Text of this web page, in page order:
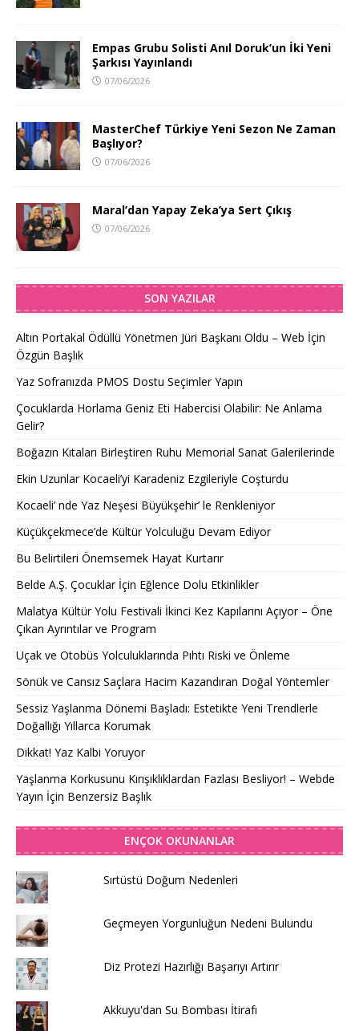
Empas Grubu Solisti Anıl Doruk’un İki Yeni
Şarkısı Yayınlandı
07/06/2026
MasterChef Türkiye Yeni Sezon Ne Zaman
Başlıyor?
07/06/2026
Maral’dan Yapay Zeka’ya Sert Çıkış
07/06/2026
SON YAZILAR
Altın Portakal Ödüllü Yönetmen Jüri Başkanı Oldu – Web İçin
Özgün Başlık
Yaz Sofranızda PMOS Dostu Seçimler Yapın
Çocuklarda Horlama Geniz Eti Habercisi Olabilir: Ne Anlama
Gelir?
Boğazın Kıtaları Birleştiren Ruhu Memorial Sanat Galerilerinde
Ekin Uzunlar Kocaeli’yi Karadeniz Ezgileriyle Coşturdu
Kocaeli’ nde Yaz Neşesi Büyükşehir’ le Renkleniyor
Küçükçekmece’de Kültür Yolculuğu Devam Ediyor
Bu Belirtileri Önemsemek Hayat Kurtarır
Belde A.Ş. Çocuklar İçin Eğlence Dolu Etkinlikler
Malatya Kültür Yolu Festivali İkinci Kez Kapılarını Açıyor – Öne
Çıkan Ayrıntılar ve Program
Uçak ve Otobüs Yolculuklarında Pıhtı Riski ve Önleme
Sönük ve Cansız Saçlara Hacim Kazandıran Doğal Yöntemler
Sessiz Yaşlanma Dönemi Başladı: Estetikte Yeni Trendlerle
Doğallığı Yıllarca Korumak
Dikkat! Yaz Kalbi Yoruyor
Yaşlanma Korkusunu Kırışıklıklardan Fazlası Besliyor! – Webde
Yayın İçin Benzersiz Başlık
ENÇOK OKUNANLAR
Sırtüstü Doğum Nedenleri
Geçmeyen Yorgunluğun Nedeni Bulundu
Diz Protezi Hazırlığı Başarıyı Artırır
Akkuyu'dan Su Bombası İtirafı